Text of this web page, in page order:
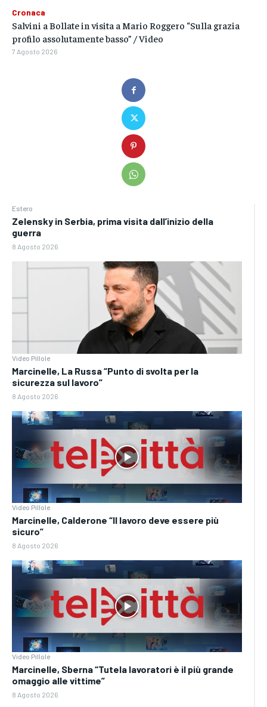
Estero
Zelensky in Serbia, prima visita dall’inizio della
guerra
8 Agosto 2026
Video Pillole
Marcinelle, La Russa “Punto di svolta per la
sicurezza sul lavoro”
8 Agosto 2026
Video Pillole
Marcinelle, Calderone “Il lavoro deve essere più
sicuro”
8 Agosto 2026
Video Pillole
Marcinelle, Sberna “Tutela lavoratori è il più grande
omaggio alle vittime”
8 Agosto 2026
Cronaca
Salvini a Bollate in visita a Mario Roggero “Sulla grazia
profilo assolutamente basso” / Video
7 Agosto 2026